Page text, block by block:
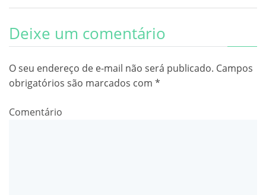
Deixe um comentário
O seu endereço de e-mail não será publicado. Campos
obrigatórios são marcados com *
Comentário